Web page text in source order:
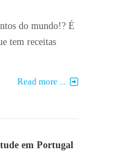
do mundo!? É
tem receitas
Read more ...
em Portugal